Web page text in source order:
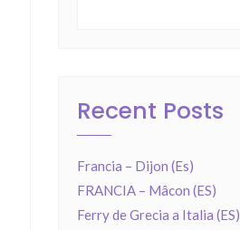
Recent Posts
Francia – Dijon (Es)
FRANCIA – Mâcon (ES)
Ferry de Grecia a Italia (ES)